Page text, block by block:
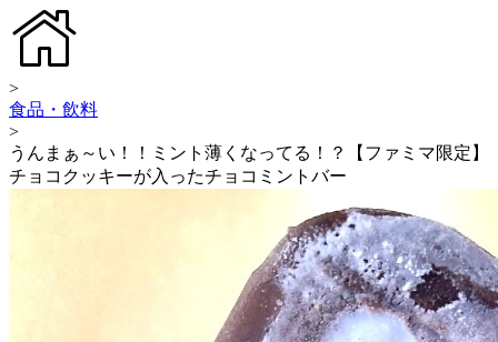
>
食品・飲料
>
うんまぁ～い！！ミント薄くなってる！？【ファミマ限定】
チョコクッキーが入ったチョコミントバー